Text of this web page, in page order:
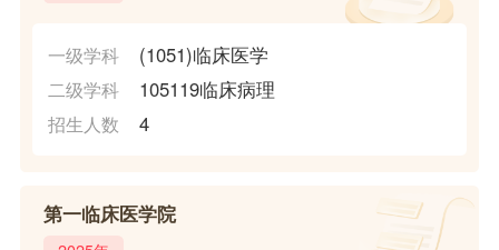
一级学科 (1051)临床医学
二级学科 105119临床病理
招生人数 4
第一临床医学院